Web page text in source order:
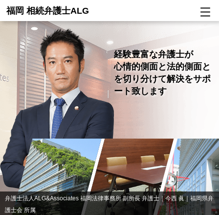
福岡 相続弁護士ALG
経験豊富な弁護士が
心情的側面と法的側面と
を切り分けて解決をサポ
ート致します
弁護士法人ALG&Associates 福岡法律事務所 副所長 弁護士｜今西 眞｜福岡県弁
護士会 所属